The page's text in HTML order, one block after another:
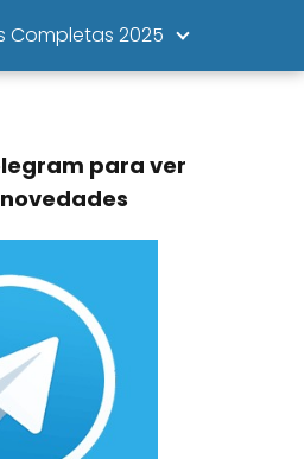
Completas 2025
para ver